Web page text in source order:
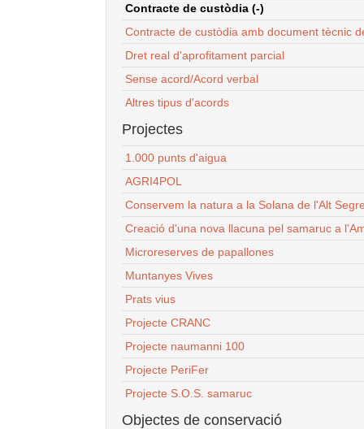
Contracte de custòdia (-)
Contracte de custòdia amb document tècnic
Dret real d'aprofitament parcial
Sense acord/Acord verbal
Altres tipus d'acords
Projectes
1.000 punts d'aigua
AGRI4POL
Conservem la natura a la Solana de l'Alt
Creació d'una nova llacuna pel samaruc a
Microreserves de papallones
Muntanyes Vives
Prats vius
Projecte CRANC
Projecte naumanni 100
Projecte PeriFer
Projecte S.O.S. samaruc
Objectes de conservació